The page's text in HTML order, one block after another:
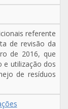
referente
de revisão da
de 2016, que
e utilização dos
de resíduos